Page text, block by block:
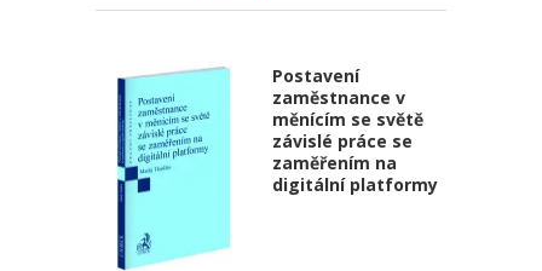
Postavení
zaměstnance v
měnícím se světě
závislé práce se
zaměřením na
digitální platformy